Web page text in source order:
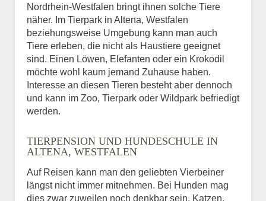
Nordrhein-Westfalen bringt ihnen solche Tiere
näher. Im Tierpark in Altena, Westfalen
beziehungsweise Umgebung kann man auch
Tiere erleben, die nicht als Haustiere geeignet
sind. Einen Löwen, Elefanten oder ein Krokodil
möchte wohl kaum jemand Zuhause haben.
Interesse an diesen Tieren besteht aber dennoch
und kann im Zoo, Tierpark oder Wildpark befriedigt
werden.
TIERPENSION UND HUNDESCHULE IN
ALTENA, WESTFALEN
Auf Reisen kann man den geliebten Vierbeiner
längst nicht immer mitnehmen. Bei Hunden mag
dies zwar zuweilen noch denkbar sein, Katzen,